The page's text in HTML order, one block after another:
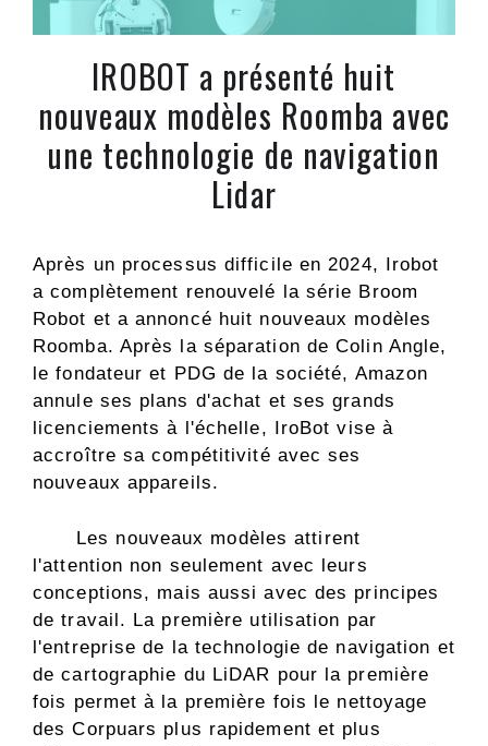
IROBOT a présenté huit
nouveaux modèles Roomba avec
une technologie de navigation
Lidar
Après un processus difficile en 2024, Irobot
a complètement renouvelé la série Broom
Robot et a annoncé huit nouveaux modèles
Roomba. Après la séparation de Colin Angle,
le fondateur et PDG de la société, Amazon
annule ses plans d'achat et ses grands
licenciements à l'échelle, IroBot vise à
accroître sa compétitivité avec ses
nouveaux appareils.
Les nouveaux modèles attirent
l'attention non seulement avec leurs
conceptions, mais aussi avec des principes
de travail. La première utilisation par
l'entreprise de la technologie de navigation et
de cartographie du LiDAR pour la première
fois permet à la première fois le nettoyage
des Corpuars plus rapidement et plus